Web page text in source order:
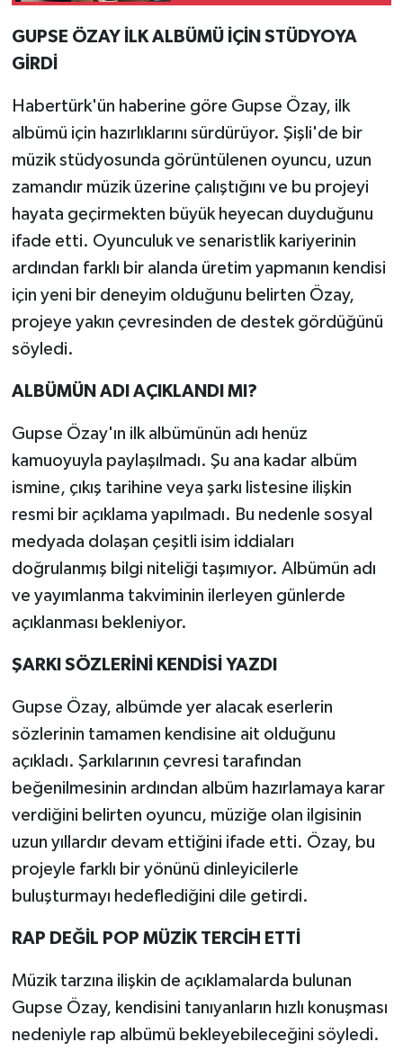
GUPSE ÖZAY İLK ALBÜMÜ İÇİN STÜDYOYA
GİRDİ
Habertürk'ün haberine göre Gupse Özay, ilk
albümü için hazırlıklarını sürdürüyor. Şişli'de bir
müzik stüdyosunda görüntülenen oyuncu, uzun
zamandır müzik üzerine çalıştığını ve bu projeyi
hayata geçirmekten büyük heyecan duyduğunu
ifade etti. Oyunculuk ve senaristlik kariyerinin
ardından farklı bir alanda üretim yapmanın kendisi
için yeni bir deneyim olduğunu belirten Özay,
projeye yakın çevresinden de destek gördüğünü
söyledi.
ALBÜMÜN ADI AÇIKLANDI MI?
Gupse Özay'ın ilk albümünün adı henüz
kamuoyuyla paylaşılmadı. Şu ana kadar albüm
ismine, çıkış tarihine veya şarkı listesine ilişkin
resmi bir açıklama yapılmadı. Bu nedenle sosyal
medyada dolaşan çeşitli isim iddiaları
doğrulanmış bilgi niteliği taşımıyor. Albümün adı
ve yayımlanma takviminin ilerleyen günlerde
açıklanması bekleniyor.
ŞARKI SÖZLERİNİ KENDİSİ YAZDI
Gupse Özay, albümde yer alacak eserlerin
sözlerinin tamamen kendisine ait olduğunu
açıkladı. Şarkılarının çevresi tarafından
beğenilmesinin ardından albüm hazırlamaya karar
verdiğini belirten oyuncu, müziğe olan ilgisinin
uzun yıllardır devam ettiğini ifade etti. Özay, bu
projeyle farklı bir yönünü dinleyicilerle
buluşturmayı hedeflediğini dile getirdi.
RAP DEĞİL POP MÜZİK TERCİH ETTİ
Müzik tarzına ilişkin de açıklamalarda bulunan
Gupse Özay, kendisini tanıyanların hızlı konuşması
nedeniyle rap albümü bekleyebileceğini söyledi.